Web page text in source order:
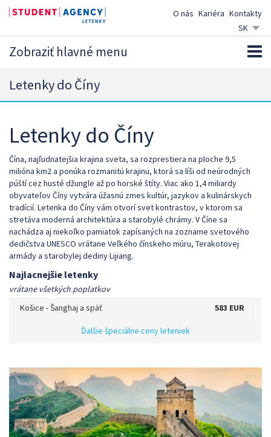
SK
CZ
O nás Kariéra Kontakty
Zobraziť hlavné menu
Letenky do Číny
Letenky do Číny
Čína, najľudnatejšia krajina sveta, sa rozprestiera na ploche 9,5
milióna km2 a ponúka rozmanitú krajinu, ktorá sa líši od neúrodných
púští cez husté džungle až po horské štíty. Viac ako 1,4 miliardy
obyvateľov Číny vytvára úžasnú zmes kultúr, jazykov a kulinárskych
tradícií. Letenka do Číny vám otvorí svet kontrastov, v ktorom sa
stretáva moderná architektúra a starobylé chrámy. V Číne sa
nachádza aj niekoľko pamiatok zapísaných na zozname svetového
dedičstva UNESCO vrátane Veľkého čínskeho múru, Terakotovej
armády a starobylej dediny Lijiang.
Najlacnejšie letenky
vrátane všetkých poplatkov
Košice -Šanghaj a späť 583 EUR
Ďalšie špeciálne ceny leteniek